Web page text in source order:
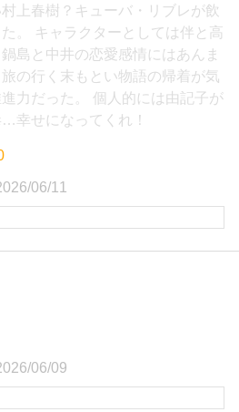
上春樹？キューバ・リブレが飲
。 キャラクターとしては伴と高
島と中井の恋愛感情にはあんま
の行く末もとい物語の帰着が気
力だった。 個人的には由記子が
幸せになってくれ！
06/11
06/09